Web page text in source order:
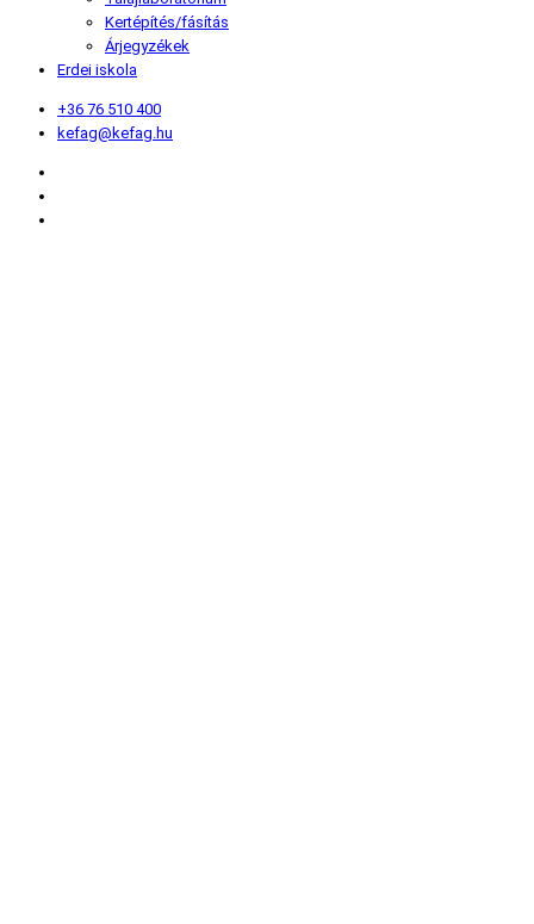
Kertépítés/fásítás
Árjegyzékek
Erdei iskola
+36 76 510 400
kefag@kefag.hu